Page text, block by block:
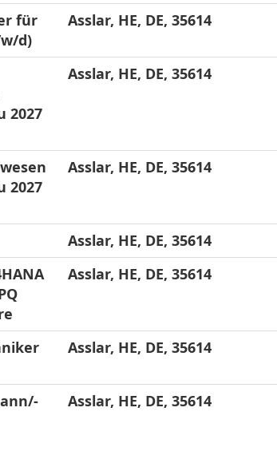
für
d)
Asslar, HE, DE, 35614
2027
Asslar, HE, DE, 35614
2027
Asslar, HE, DE, 35614
Asslar, HE, DE, 35614
Asslar, HE, DE, 35614
Asslar, HE, DE, 35614
Asslar, HE, DE, 35614